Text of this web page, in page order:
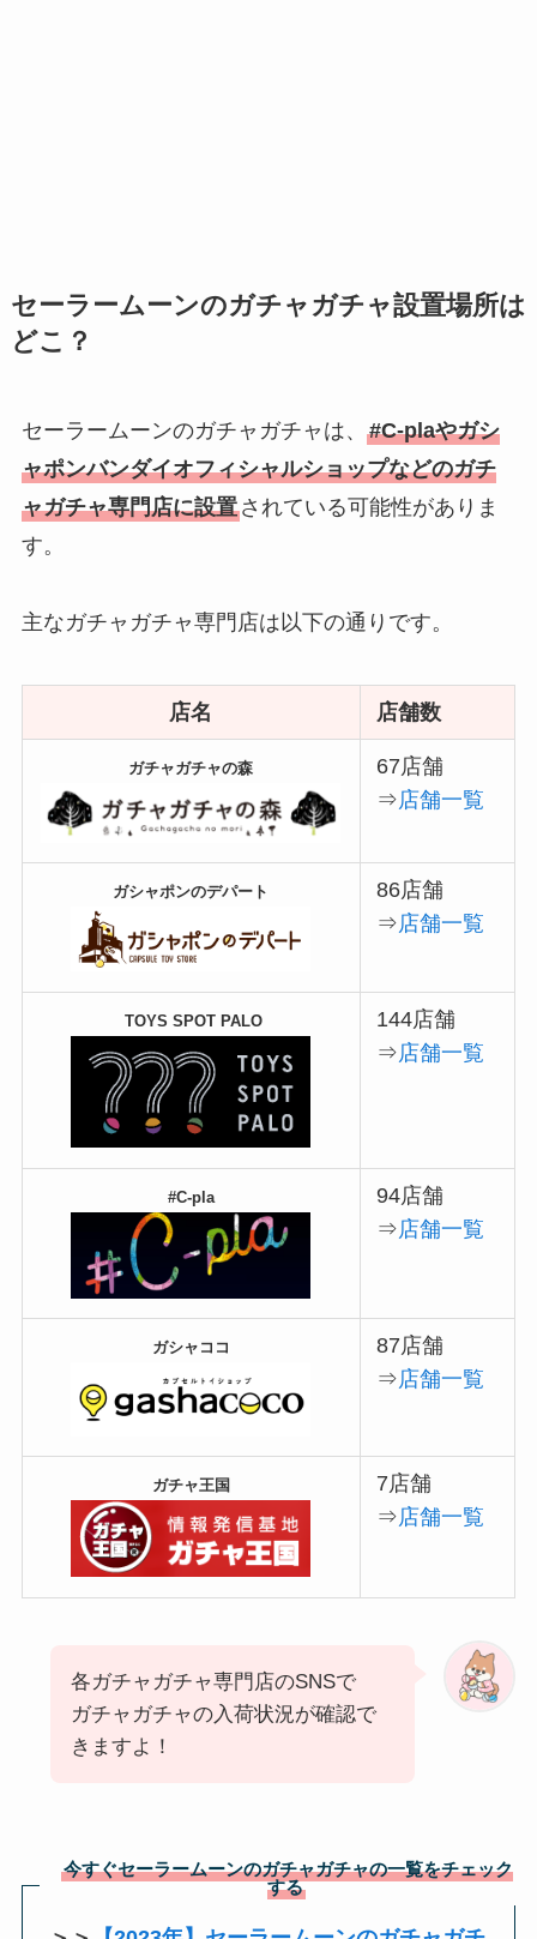
セーラームーンのガチャガチャ設置場所は
どこ？
セーラームーンのガチャガチャは、 #C-plaやガシ
ャポンバンダイオフィシャルショップなどのガチ
ャガチャ専門店に設置されている可能性がありま
す。
主なガチャガチャ専門店は以下の通りです。
店名 店舗数
ガチャガチャの森
67店舗
⇒店舗一覧
ガシャポンのデパート
86店舗
⇒店舗一覧
TOYS SPOT PALO
144店舗
⇒店舗一覧
#C-pla
94店舗
⇒店舗一覧
ガシャココ
87店舗
⇒店舗一覧
ガチャ王国
7店舗
⇒店舗一覧
各ガチャガチャ専門店のSNSで
ガチャガチャの入荷状況が確認で
きますよ！
今すぐセーラームーンのガチャガチャの一覧をチェック
する